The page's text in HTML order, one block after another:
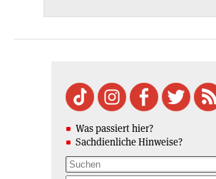
Was passiert hier?
Sachdienliche Hinweise?